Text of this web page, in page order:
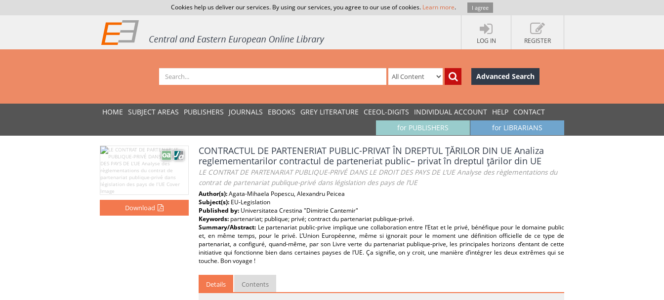
Cookies help us deliver our services. By using our services, you agree to our use of cookies. Learn more. I agree
LOG IN REGISTER
Advanced Search
HOME SUBJECT AREAS PUBLISHERS JOURNALS EBOOKS GREY LITERATURE CEEOL-DIGITS INDIVIDUAL ACCOUNT HELP CONTACT
for LIBRARIANS
for PUBLISHERS
Download
CONTRACTUL DE PARTENERIAT PUBLIC-PRIVAT ÎN DREPTUL ŢĂRILOR DIN UE Analiza
reglemementarilor contractul de parteneriat public– privat în dreptul ţărilor din UE
LE CONTRAT DE PARTENARIAT PUBLIQUE-PRIVÉ DANS LE DROIT DES PAYS DE L’UE Analyse des règlementations du
contrat de partenariat publique-privé dans législation des pays de l’UE
Author(s):Agata-Mihaela Popescu, Alexandru Peicea
Subject(s): EU-Legislation
Published by: Universitatea Crestina "Dimitrie Cantemir"
Keywords: partenariat; publique; privé; contract du partenariat publique-privé.
Summary/Abstract: Le partenariat public-prive implique une collaboration entre l’Etat et le privé, bénéfique pour le domaine public
et, en même temps, pour le privé. L’Union Européenne, même si ignorait pour le moment une définition officielle de ce type de
partenariat, a configuré, quand-même, par son Livre verte du partenariat publique-prive, les principales horizons d’entant de cette
initiative qui fonctionne bien dans certaines payses de l’UE. Ça signifie, on y croit, une manière d’intégrer les deux extrêmes qui se
touche. Bon voyage !
Details Contents